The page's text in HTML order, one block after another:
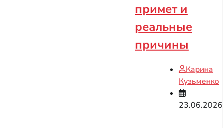
примет и
реальные
причины
Карина
Кузьменко
23.06.2026